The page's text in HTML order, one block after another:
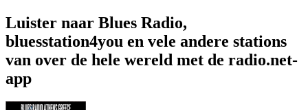
Luister naar Blues Radio,
bluesstation4you en vele andere stations
van over de hele wereld met de radio.net-
app